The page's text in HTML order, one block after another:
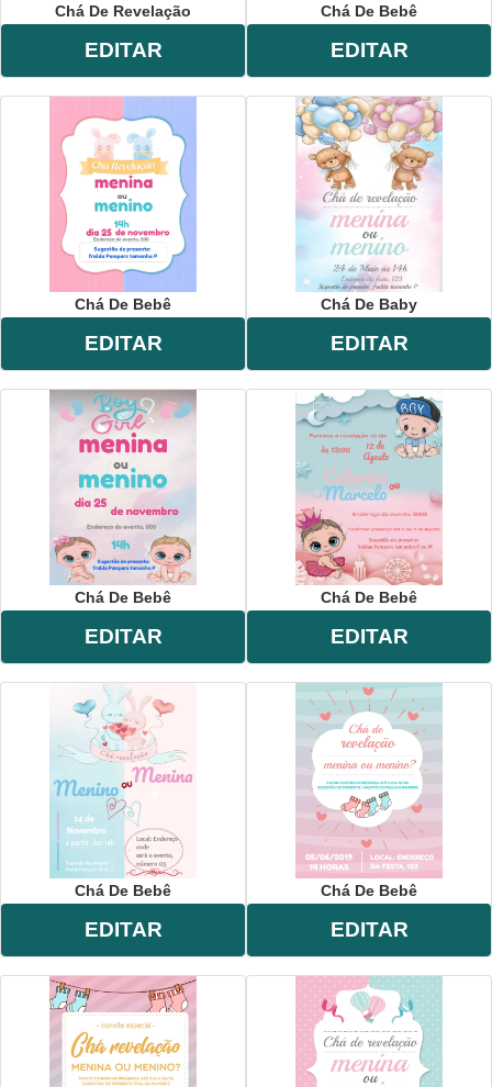
Chá De Revelação
EDITAR
Chá De Bebê
EDITAR
Chá De Bebê
EDITAR
Chá De Baby
EDITAR
Chá De Bebê
EDITAR
Chá De Bebê
EDITAR
Chá De Bebê
EDITAR
Chá De Bebê
EDITAR